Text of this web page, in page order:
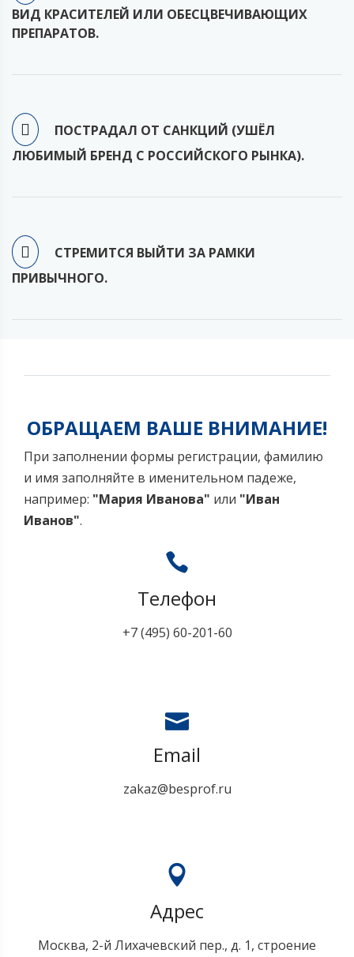
ВИД КРАСИТЕЛЕЙ ИЛИ ОБЕСЦВЕЧИВАЮЩИХ
ПРЕПАРАТОВ.
ПОСТРАДАЛ ОТ САНКЦИЙ (УШЁЛ
ЛЮБИМЫЙ БРЕНД С РОССИЙСКОГО РЫНКА).
СТРЕМИТСЯ ВЫЙТИ ЗА РАМКИ
ПРИВЫЧНОГО.
ОБРАЩАЕМ ВАШЕ ВНИМАНИЕ!
При заполнении формы регистрации, фамилию
и имя заполняйте в именительном падеже,
например: "Мария Иванова" или "Иван
Иванов".
Телефон
+7 (495) 60-201-60
Email
zakaz@besprof.ru
Адрес
Москва, 2-й Лихачевский пер., д. 1, строение